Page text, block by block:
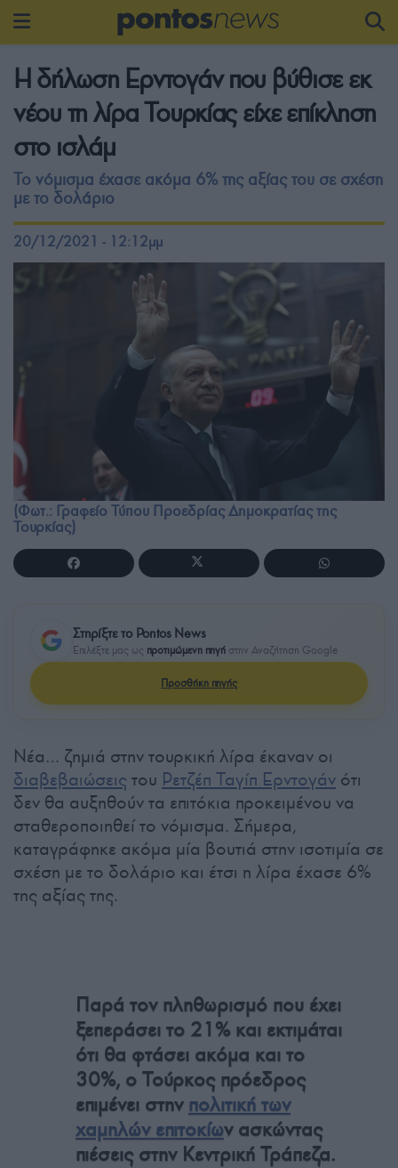
Η δήλωση Ερντογάν που βύθισε εκ
νέου τη λίρα Τουρκίας είχε επίκληση
στο ισλάμ
Το νόμισμα έχασε ακόμα 6% της αξίας του σε σχέση
με το δολάριο
20/12/2021 - 12:12μμ
(Φωτ.: Γραφείο Τύπου Προεδρίας Δημοκρατίας της
Τουρκίας)
Στηρίξτε το Pontos News
Επιλέξτε μας ως προτιμώμενη πηγή στην Αναζήτηση Google
Προσθήκη πηγής
Νέα… ζημιά στην τουρκική λίρα έκαναν οι
διαβεβαιώσεις του Ρετζέπ Ταγίπ Ερντογάν ότι
δεν θα αυξηθούν τα επιτόκια προκειμένου να
σταθεροποιηθεί το νόμισμα. Σήμερα,
καταγράφηκε ακόμα μία βουτιά στην ισοτιμία σε
σχέση με το δολάριο και έτσι η λίρα έχασε 6%
της αξίας της.
Παρά τον πληθωρισμό που έχει
ξεπεράσει το 21% και εκτιμάται
ότι θα φτάσει ακόμα και το
30%, ο Τούρκος πρόεδρος
επιμένει στην πολιτική των
χαμηλών επιτοκίων ασκώντας
πιέσεις στην Κεντρική Τράπεζα.